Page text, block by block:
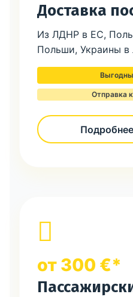
Доставка
Из ЛДНР в ЕС,
Польши, Украины
Отправка
от 300 €*